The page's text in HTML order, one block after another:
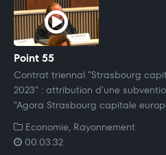
Point 55
Contrat triennal "Strasbourg
2023" : attribution d'une
"Agora Strasbourg capitale
Economie, Rayonnement
00:03:32